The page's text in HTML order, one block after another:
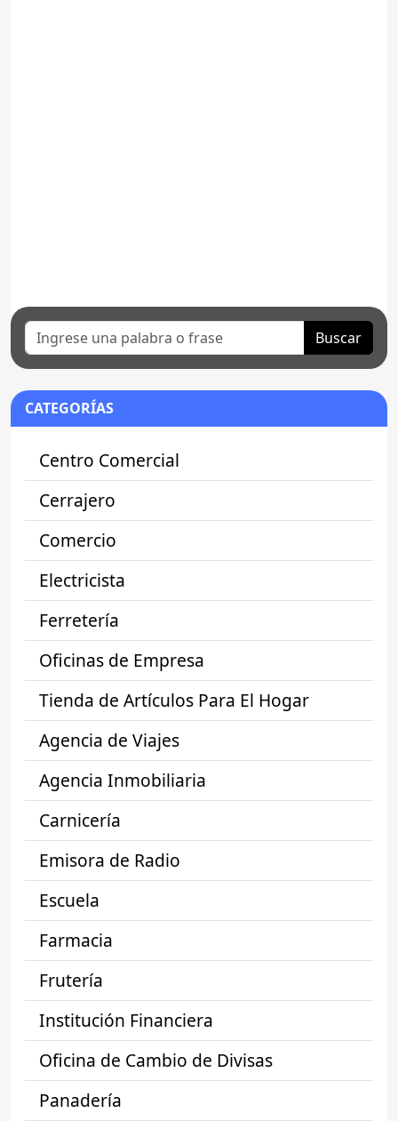
Buscar
CATEGORÍAS
Centro Comercial
Cerrajero
Comercio
Electricista
Ferretería
Oficinas de Empresa
Tienda de Artículos Para El Hogar
Agencia de Viajes
Agencia Inmobiliaria
Carnicería
Emisora de Radio
Escuela
Farmacia
Frutería
Institución Financiera
Oficina de Cambio de Divisas
Panadería